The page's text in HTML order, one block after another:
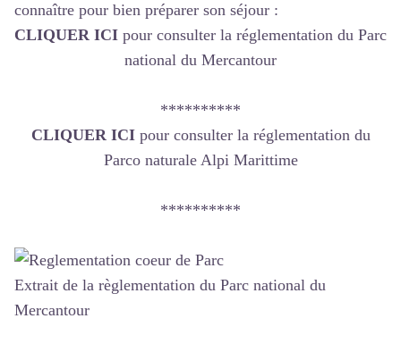
connaître pour bien préparer son séjour :
CLIQUER ICI pour consulter la réglementation du Parc
national du Mercantour
**********
CLIQUER ICIpour consulter la réglementation du
Parco naturale Alpi Marittime
**********
Extrait de la règlementation du Parc national du
Mercantour